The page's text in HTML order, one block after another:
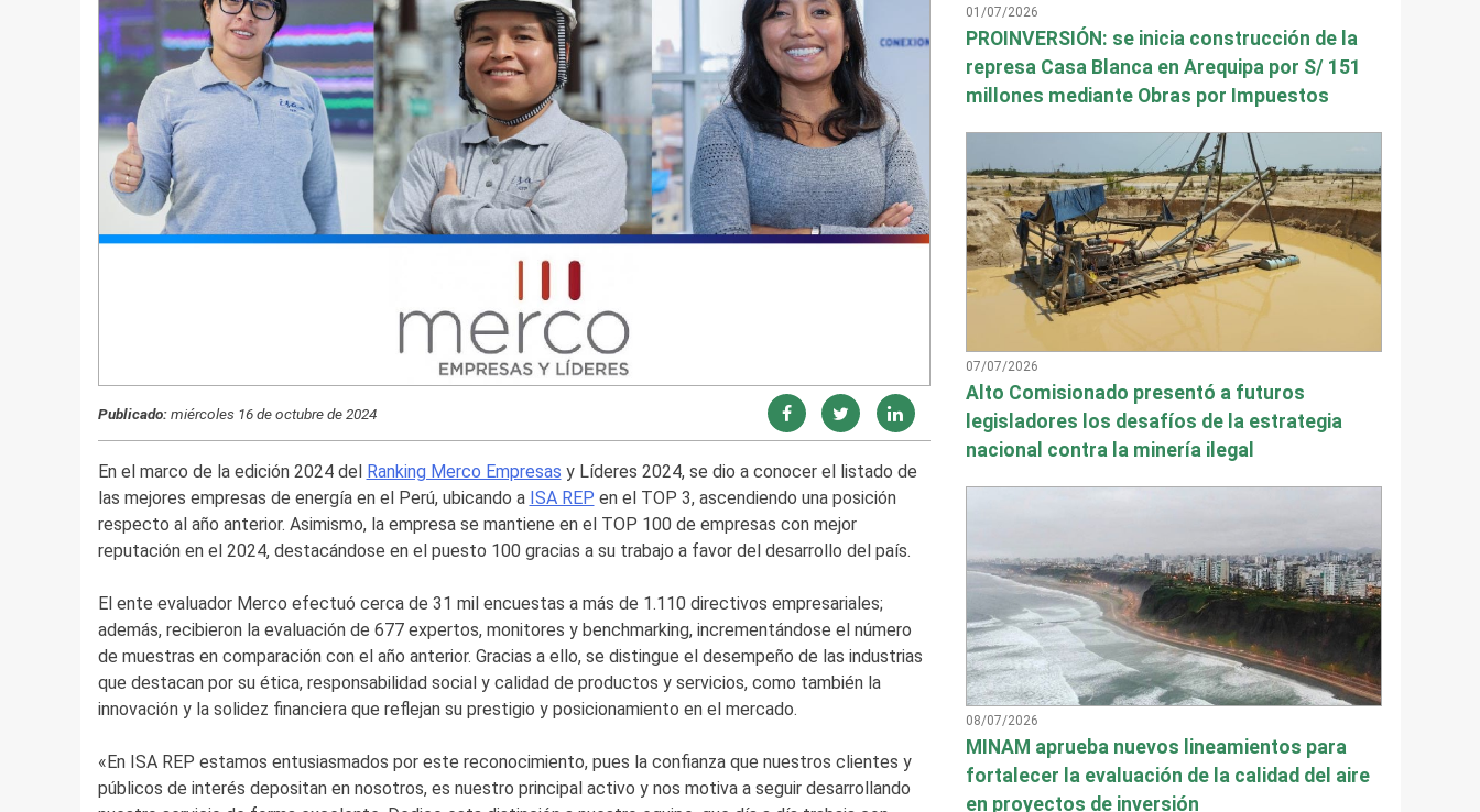
Publicado:miércoles 16 de octubre de 2024
En el marco de la edición 2024 del Ranking Merco Empresas y Líderes 2024, se dio a conocer el listado de
las mejores empresas de energía en el Perú, ubicando a ISA REP en el TOP 3, ascendiendo una posición
respecto al año anterior. Asimismo, la empresa se mantiene en el TOP 100 de empresas con mejor
reputación en el 2024, destacándose en el puesto 100 gracias a su trabajo a favor del desarrollo del país.
El ente evaluador Merco efectuó cerca de 31 mil encuestas a más de 1.110 directivos empresariales;
además, recibieron la evaluación de 677 expertos, monitores y benchmarking, incrementándose el número
de muestras en comparación con el año anterior. Gracias a ello, se distingue el desempeño de las industrias
que destacan por su ética, responsabilidad social y calidad de productos y servicios, como también la
innovación y la solidez financiera que reflejan su prestigio y posicionamiento en el mercado.
«En ISA REP estamos entusiasmados por este reconocimiento, pues la confianza que nuestros clientes y
públicos de interés depositan en nosotros, es nuestro principal activo y nos motiva a seguir desarrollando
01/07/2026
PROINVERSIÓN: se inicia construcción de la
represa Casa Blanca en Arequipa por S/ 151
millones mediante Obras por Impuestos
07/07/2026
Alto Comisionado presentó a futuros
legisladores los desafíos de la estrategia
nacional contra la minería ilegal
08/07/2026
MINAM aprueba nuevos lineamientos para
fortalecer la evaluación de la calidad del aire
en proyectos de inversión